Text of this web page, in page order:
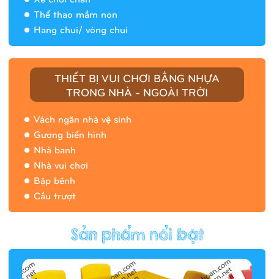
Thể thao mầm non
Hang chui/ vòng chui
THIẾT BỊ VUI CHƠI BẰNG NHỰA
TRONG NHÀ - NGOÀI TRỜI
Vách ngăn nhà vệ sinh
Gương biến hình
Nhà banh
Nhà vui chơi
Bập bênh
Cầu trượt
Nhà banh 9H5408
Hàng rào/nhà banh 9H5412